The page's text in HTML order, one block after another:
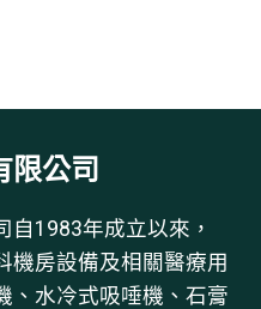
限公司
自1983年成立以來，
機房設備及相關醫療用
、水冷式吸唾機、石膏